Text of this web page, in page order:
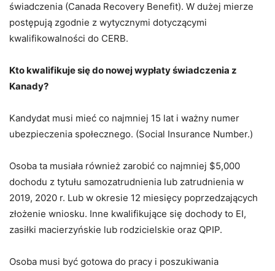
świadczenia (Canada Recovery Benefit). W dużej mierze
postępują zgodnie z wytycznymi dotyczącymi
kwalifikowalności do CERB.
Kto kwalifikuje się do nowej wypłaty świadczenia z
Kanady?
Kandydat musi mieć co najmniej 15 lat i ważny numer
ubezpieczenia społecznego. (Social Insurance Number.)
Osoba ta musiała również zarobić co najmniej $5,000
dochodu z tytułu samozatrudnienia lub zatrudnienia w
2019, 2020 r. Lub w okresie 12 miesięcy poprzedzających
złożenie wniosku. Inne kwalifikujące się dochody to EI,
zasiłki macierzyńskie lub rodzicielskie oraz QPIP.
Osoba musi być gotowa do pracy i poszukiwania